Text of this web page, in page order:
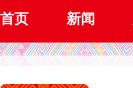
首页 新闻